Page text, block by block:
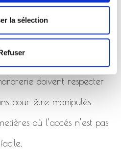
la sélection
de pompes funèbres ou
doivent respecter
pour être manipulés
où l’accés n’est pas
facile.